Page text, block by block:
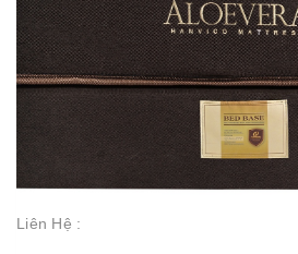
Liên Hệ :